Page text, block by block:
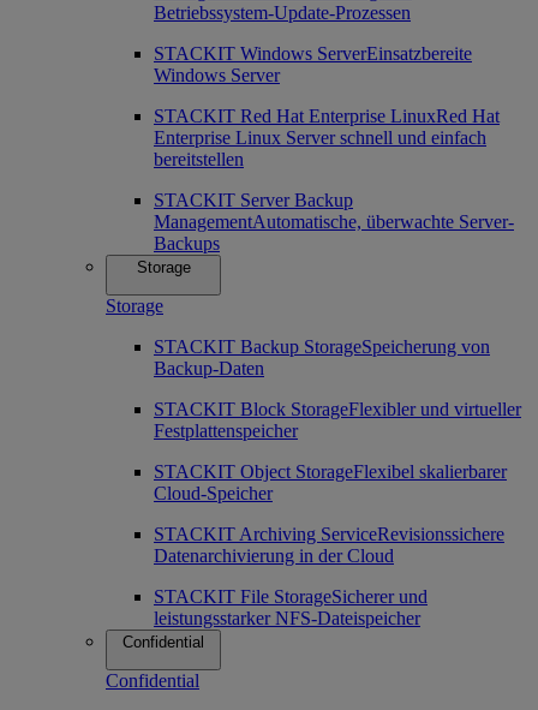
Betriebssystem-Update-Prozessen
STACKIT Windows ServerEinsatzbereite
Windows Server
STACKIT Red Hat Enterprise LinuxRed Hat
Enterprise Linux Server schnell und einfach
bereitstellen
STACKIT Server Backup
ManagementAutomatische, überwachte Server-
Backups
Storage
Storage
STACKIT Backup StorageSpeicherung von
Backup-Daten
STACKIT Block StorageFlexibler und virtueller
Festplattenspeicher
STACKIT Object StorageFlexibel skalierbarer
Cloud-Speicher
STACKIT Archiving ServiceRevisionssichere
Datenarchivierung in der Cloud
STACKIT File StorageSicherer und
leistungsstarker NFS-Dateispeicher
Confidential
Confidential